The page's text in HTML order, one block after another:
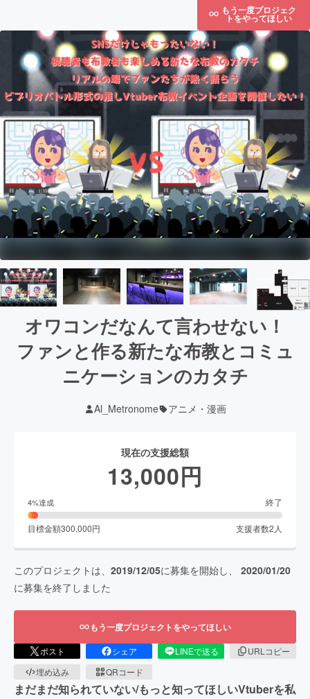
もう一度プロジェク
トをやってほしい
オワコンだなんて言わせない！
ファンと作る新たな布教とコミュ
ニケーションのカタチ
Al_Metronome アニメ・漫画
現在の支援総額
13,000円
4%達成 終了
目標金額300,000円 支援者数2 人
このプロジェクトは、 2019/12/05に募集を開始し、 2020/01/20
に募集を終了しました
もう一度プロジェクトをやってほしい
ポスト シェア LINEで送る
URLコピー
埋め込み
QRコード
まだまだ知られていない/もっと知ってほしいVtuberを私